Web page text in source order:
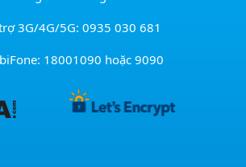
3G/4G/5G: 0935 030 681
18001090 hoặc 9090